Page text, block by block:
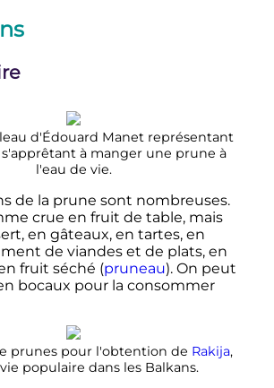
d'Édouard Manet représentant
à manger une prune à
l'eau de vie.
de la prune sont nombreuses.
crue en fruit de table, mais
en gâteaux, en tartes, en
de viandes et de plats, en
fruit séché (pruneau). On peut
bocaux pour la consommer
prunes pour l'obtention de Rakija,
populaire dans les Balkans.